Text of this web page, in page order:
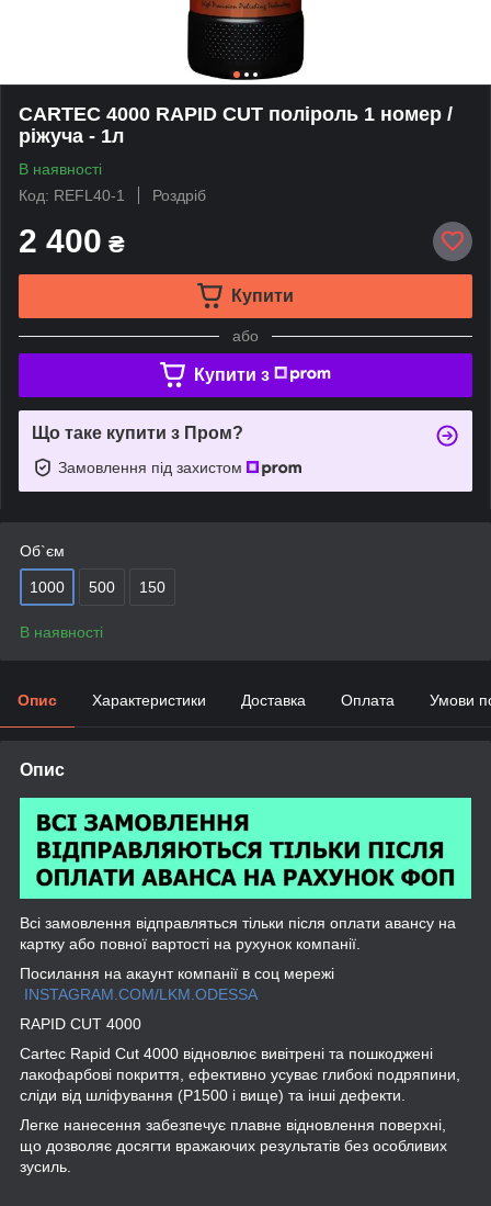
CARTEC 4000 RAPID CUT поліроль 1 номер /
ріжуча - 1л
В наявності
Код: REFL40-1
Роздріб
2 400 ₴
Купити
або
Купити з
Що таке купити з Пром?
Замовлення під захистом
Об`єм
1000 500 150
В наявності
Опис Характеристики Доставка Оплата Умови
Опис
Всі замовлення відправляться тільки після оплати авансу на
картку або повної вартості на рухунок компанії.
Посилання на акаунт компанії в соц мережі
INSTAGRAM.COM/LKM.ODESSA
RAPID CUT 4000
Cartec Rapid Cut 4000 відновлює вивітрені та пошкоджені
лакофарбові покриття, ефективно усуває глибокі подряпини,
сліди від шліфування (P1500 і вище) та інші дефекти.
Легке нанесення забезпечує плавне відновлення поверхні,
що дозволяє досягти вражаючих результатів без особливих
зусиль.